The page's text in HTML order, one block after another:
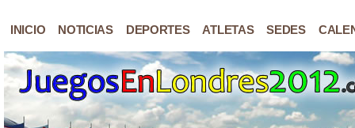
INICIO NOTICIAS DEPORTES ATLETAS SEDES